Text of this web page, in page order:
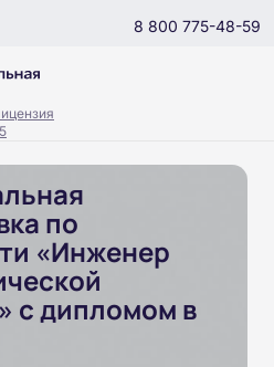
8 800 775-48-59
по
«Инженер
с дипломом в